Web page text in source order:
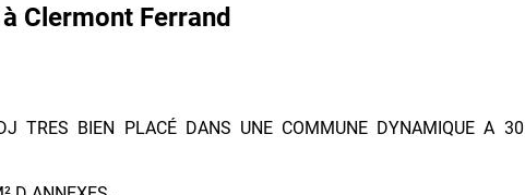
Clermont Ferrand
TRES BIEN PLACÉ DANS UNE COMMUNE DYNAMIQUE A 30